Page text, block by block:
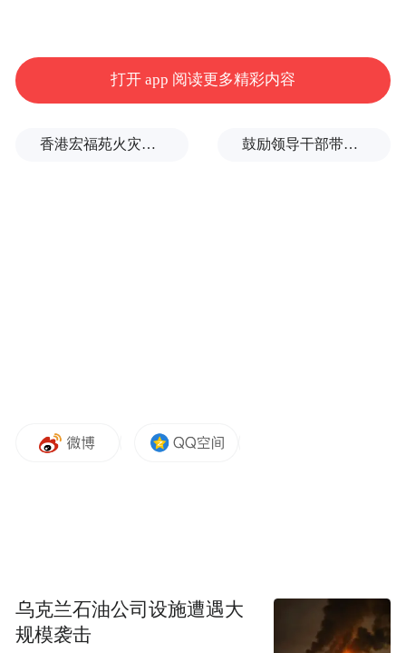
采访中记者了解到，迷你小南瓜在菜市场的
打开 app 阅读更多精彩内容
香港宏福苑火灾跨部门调查最终报告：大火或由烟头引起 鼓励领导干部带头休假之后又撤回文件，到底什么意思嘛？
乌克兰石油公司设施遭遇大
规模袭击